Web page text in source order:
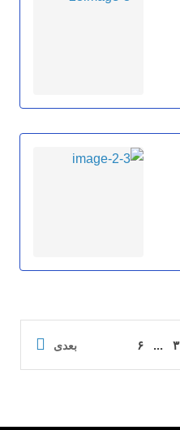
۳ ... ۶ بعدی